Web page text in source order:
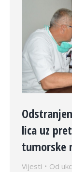
lica uz
tumorske
Vijesti Od